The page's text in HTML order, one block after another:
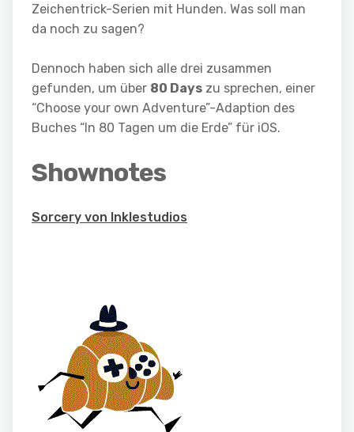
Zeichentrick-Serien mit Hunden. Was soll man
da noch zu sagen?
Dennoch haben sich alle drei zusammen
gefunden, um über 80 Days zu sprechen, einer
“Choose your own Adventure”-Adaption des
Buches “In 80 Tagen um die Erde” für iOS.
Shownotes
Sorcery von Inklestudios